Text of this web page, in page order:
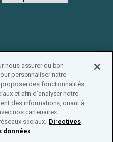
Impressum Affiliation
nous assurer du bon
personnaliser notre
des fonctionnalités
et afin d’analyser notre
des informations, quant à
nos partenaires
sociaux. Directives
données